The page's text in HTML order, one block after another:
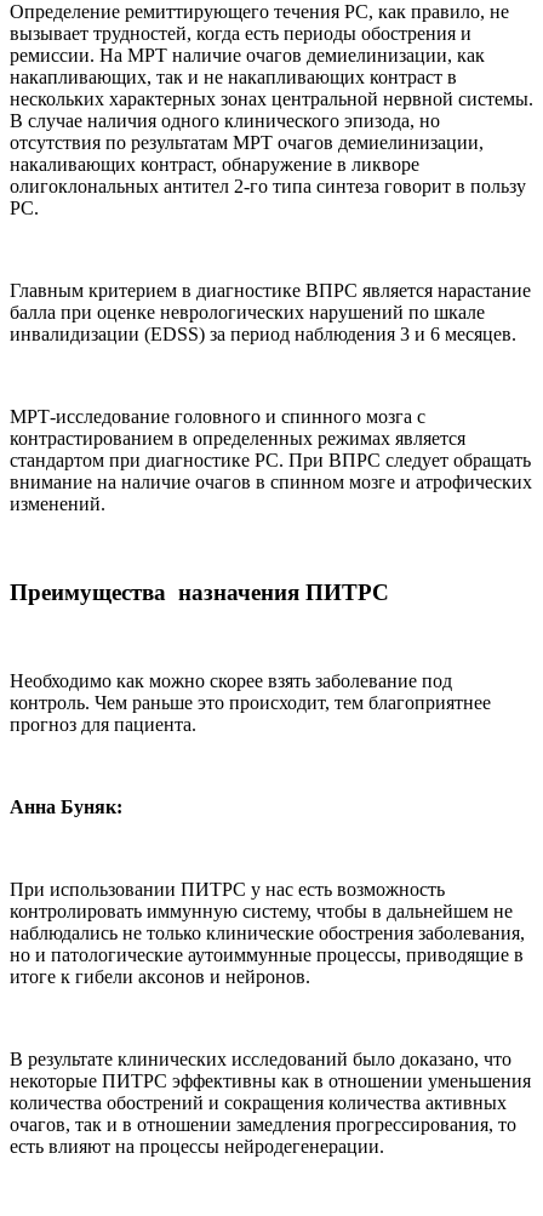
Определение ремиттирующего течения РС, как правило, не
вызывает трудностей, когда есть периоды обострения и
ремиссии. На МРТ наличие очагов демиелинизации, как
накапливающих, так и не накапливающих контраст в
нескольких характерных зонах центральной нервной системы.
В случае наличия одного клинического эпизода, но
отсутствия по результатам МРТ очагов демиелинизации,
накаливающих контраст, обнаружение в ликворе
олигоклональных антител 2-го типа синтеза говорит в пользу
РС.
Главным критерием в диагностике ВПРС является нарастание
балла при оценке неврологических нарушений по шкале
инвалидизации (EDSS) за период наблюдения 3 и 6 месяцев.
МРТ-исследование головного и спинного мозга с
контрастированием в определенных режимах является
стандартом при диагностике РС. При ВПРС следует обращать
внимание на наличие очагов в спинном мозге и атрофических
изменений.
Преимущества назначения ПИТРС
Необходимо как можно скорее взять заболевание под
контроль. Чем раньше это происходит, тем благоприятнее
прогноз для пациента.
Анна Буняк:
При использовании ПИТРС у нас есть возможность
контролировать иммунную систему, чтобы в дальнейшем не
наблюдались не только клинические обострения заболевания,
но и патологические аутоиммунные процессы, приводящие в
итоге к гибели аксонов и нейронов.
В результате клинических исследований было доказано, что
некоторые ПИТРС эффективны как в отношении уменьшения
количества обострений и сокращения количества активных
очагов, так и в отношении замедления прогрессирования, то
есть влияют на процессы нейродегенерации.